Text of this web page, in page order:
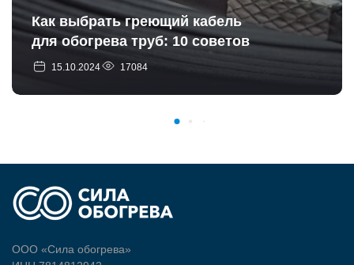
Как выбрать греющий кабель
для обогрева труб: 10 советов
15.10.2024 17084
ООО «Сила обогрева»